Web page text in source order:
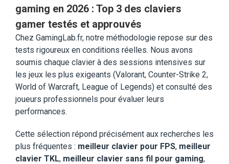
gaming en 2026 : Top 3 des claviers
gamer testés et approuvés
Chez GamingLab.fr, notre méthodologie repose sur des
tests rigoureux en conditions réelles. Nous avons
soumis chaque clavier à des sessions intensives sur
les jeux les plus exigeants (Valorant, Counter-Strike 2,
World of Warcraft, League of Legends) et consulté des
joueurs professionnels pour évaluer leurs
performances.
Cette sélection répond précisément aux recherches les
plus fréquentes : meilleur clavier pour FPS, meilleur
clavier TKL, meilleur clavier sans fil pour gaming,